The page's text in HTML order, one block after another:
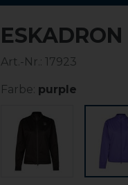
Art.-Nr.: 17923
Farbe: purple